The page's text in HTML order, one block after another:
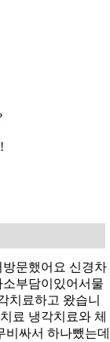
문했어요 신경차
부담이있어서물
치료하고 왔습니
료 냉각치료와 체
싸서 하나뺐는데